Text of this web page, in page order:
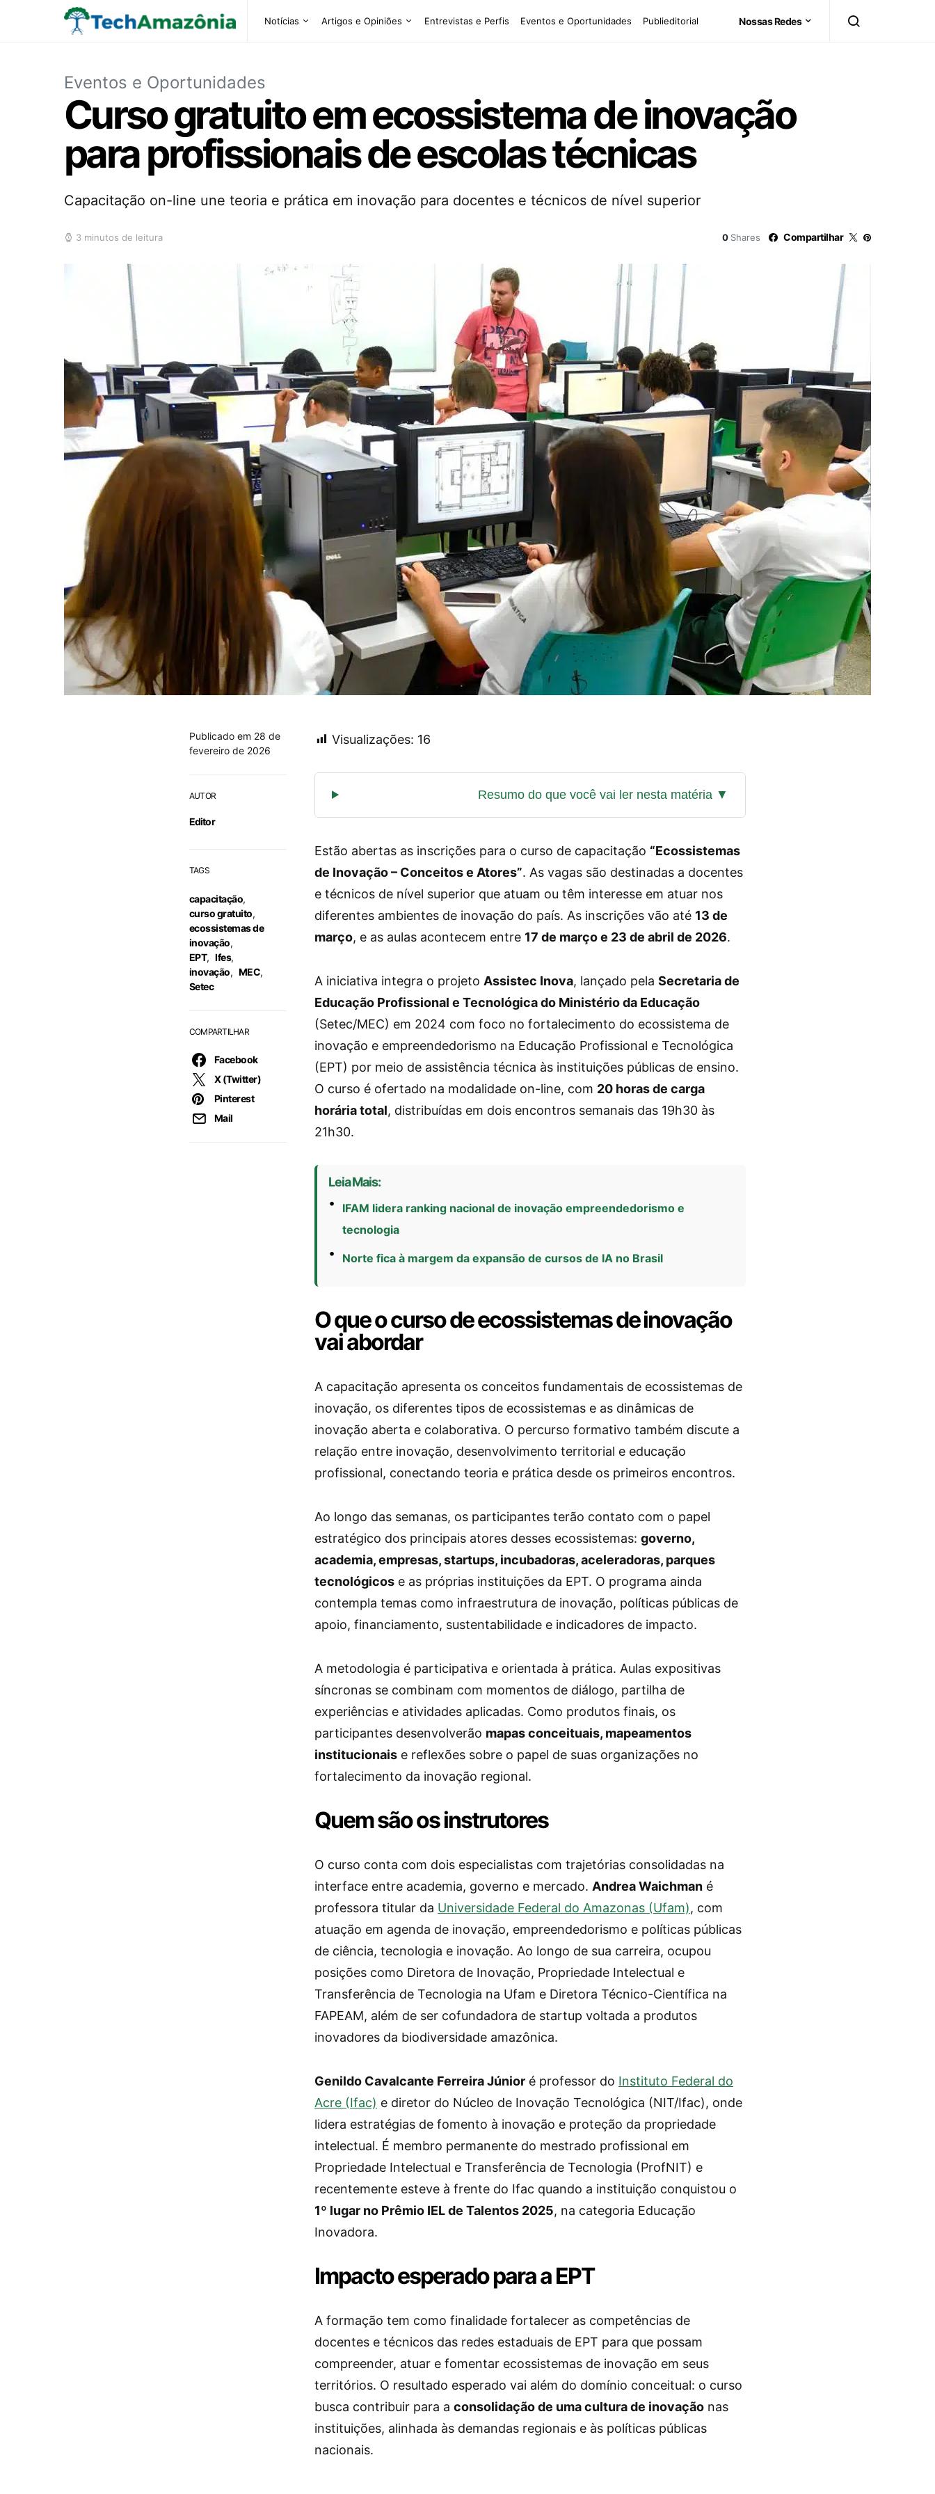
Notícias Artigos e Opiniões Entrevistas e Perfis Eventos e Oportunidades Publieditorial Nossas Redes
Eventos e Oportunidades
Curso gratuito em ecossistema de inovação
para profissionais de escolas técnicas
Capacitação on-line une teoria e prática em inovação para docentes e técnicos de nível superior
3 minutos de leitura 0 Shares Compartilhar
Publicado em 28 de
fevereiro de 2026
AUTOR
Editor
TAGS
capacitação,
curso gratuito,
ecossistemas de
inovação,
EPT, Ifes,
inovação, MEC,
Setec
COMPARTILHAR
Facebook
X (Twitter)
Pinterest
Mail
Visualizações: 16
Estão abertas as inscrições para o curso de capacitação “Ecossistemas
de Inovação – Conceitos e Atores”. As vagas são destinadas a docentes
e técnicos de nível superior que atuam ou têm interesse em atuar nos
diferentes ambientes de inovação do país. As inscrições vão até 13 de
março, e as aulas acontecem entre 17 de março e 23 de abril de 2026.
A iniciativa integra o projeto Assistec Inova, lançado pela Secretaria de
Educação Profissional e Tecnológica do Ministério da Educação
(Setec/MEC) em 2024 com foco no fortalecimento do ecossistema de
inovação e empreendedorismo na Educação Profissional e Tecnológica
(EPT) por meio de assistência técnica às instituições públicas de ensino.
O curso é ofertado na modalidade on-line, com 20 horas de carga
horária total, distribuídas em dois encontros semanais das 19h30 às
21h30.
Leia Mais:
IFAM lidera ranking nacional de inovação empreendedorismo e
tecnologia
Norte fica à margem da expansão de cursos de IA no Brasil
O que o curso de ecossistemas de inovação
vai abordar
A capacitação apresenta os conceitos fundamentais de ecossistemas de
inovação, os diferentes tipos de ecossistemas e as dinâmicas de
inovação aberta e colaborativa. O percurso formativo também discute a
relação entre inovação, desenvolvimento territorial e educação
profissional, conectando teoria e prática desde os primeiros encontros.
Ao longo das semanas, os participantes terão contato com o papel
estratégico dos principais atores desses ecossistemas: governo,
academia, empresas, startups, incubadoras, aceleradoras, parques
tecnológicos e as próprias instituições da EPT. O programa ainda
contempla temas como infraestrutura de inovação, políticas públicas de
apoio, financiamento, sustentabilidade e indicadores de impacto.
A metodologia é participativa e orientada à prática. Aulas expositivas
síncronas se combinam com momentos de diálogo, partilha de
experiências e atividades aplicadas. Como produtos finais, os
participantes desenvolverão mapas conceituais, mapeamentos
institucionais e reflexões sobre o papel de suas organizações no
fortalecimento da inovação regional.
Quem são os instrutores
O curso conta com dois especialistas com trajetórias consolidadas na
interface entre academia, governo e mercado. Andrea Waichman é
professora titular da Universidade Federal do Amazonas (Ufam), com
atuação em agenda de inovação, empreendedorismo e políticas públicas
de ciência, tecnologia e inovação. Ao longo de sua carreira, ocupou
posições como Diretora de Inovação, Propriedade Intelectual e
Transferência de Tecnologia na Ufam e Diretora Técnico-Científica na
FAPEAM, além de ser cofundadora de startup voltada a produtos
inovadores da biodiversidade amazônica.
Genildo Cavalcante Ferreira Júnior é professor do Instituto Federal do
Acre (Ifac) e diretor do Núcleo de Inovação Tecnológica (NIT/Ifac), onde
lidera estratégias de fomento à inovação e proteção da propriedade
intelectual. É membro permanente do mestrado profissional em
Propriedade Intelectual e Transferência de Tecnologia (ProfNIT) e
recentemente esteve à frente do Ifac quando a instituição conquistou o
1º lugar no Prêmio IEL de Talentos 2025, na categoria Educação
Inovadora.
Impacto esperado para a EPT
A formação tem como finalidade fortalecer as competências de
docentes e técnicos das redes estaduais de EPT para que possam
compreender, atuar e fomentar ecossistemas de inovação em seus
territórios. O resultado esperado vai além do domínio conceitual: o curso
busca contribuir para a consolidação de uma cultura de inovação nas
instituições, alinhada às demandas regionais e às políticas públicas
nacionais.